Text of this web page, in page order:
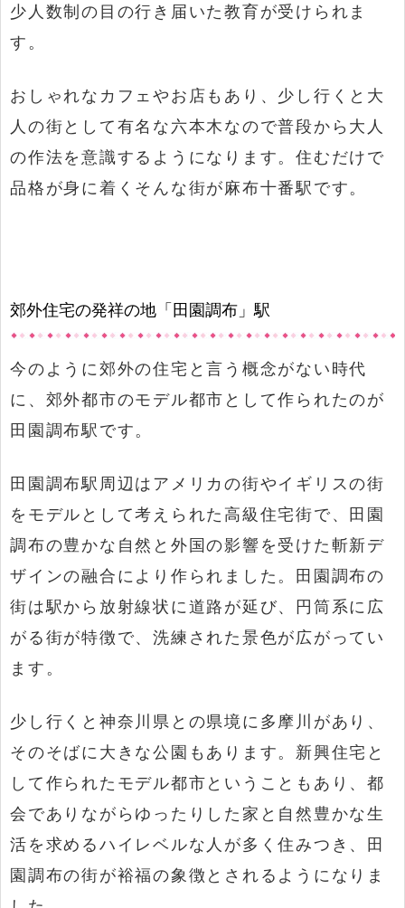
少人数制の目の行き届いた教育が受けられま
す。
おしゃれなカフェやお店もあり、少し行くと大
人の街として有名な六本木なので普段から大人
の作法を意識するようになります。住むだけで
品格が身に着くそんな街が麻布十番駅です。
郊外住宅の発祥の地「田園調布」駅
今のように郊外の住宅と言う概念がない時代
に、郊外都市のモデル都市として作られたのが
田園調布駅です。
田園調布駅周辺はアメリカの街やイギリスの街
をモデルとして考えられた高級住宅街で、田園
調布の豊かな自然と外国の影響を受けた斬新デ
ザインの融合により作られました。田園調布の
街は駅から放射線状に道路が延び、円筒系に広
がる街が特徴で、洗練された景色が広がってい
ます。
少し行くと神奈川県との県境に多摩川があり、
そのそばに大きな公園もあります。新興住宅と
して作られたモデル都市ということもあり、都
会でありながらゆったりした家と自然豊かな生
活を求めるハイレベルな人が多く住みつき、田
園調布の街が裕福の象徴とされるようになりま